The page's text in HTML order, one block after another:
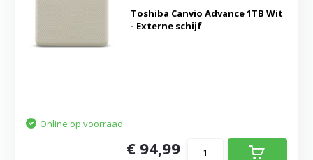
Toshiba Canvio Advance 1TB Wit
- Externe schijf
Online op voorraad
€ 94,99